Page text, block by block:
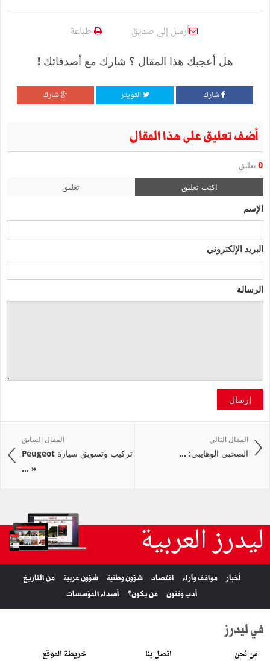
أرسل إلى صديق طباعة
هل أعجبك هذا المقال ؟ شارك مع أصدقائك !
شارك التويتر شارك
أضف تعليق على هذا المقال
0 تعليق
اكتب تعليق تعليق
الإسم
البريد الإلكتروني
الرسالة
إرسال
المقال السابق
تركيب وتسويق سيارة Peugeot
« ...
المقال التالي
الصحبي الوهايبي: ...
ليدرز العربية
أخبار مواقف وآراء اقتصاد شؤون وطنية شؤون عربية
من التاريخ
أدب وفنون
من يكون؟ أصداء المؤسسات
في ليدرز
من نحن اتصل بنا خريطة الموقع